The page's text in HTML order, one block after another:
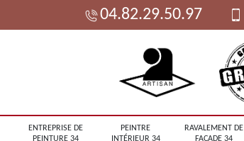
04.82.29.50.97
ENTREPRISE DE
PEINTURE 34
PEINTRE
INTÉRIEUR 34
RAVALEMENT DE
FAÇADE 34